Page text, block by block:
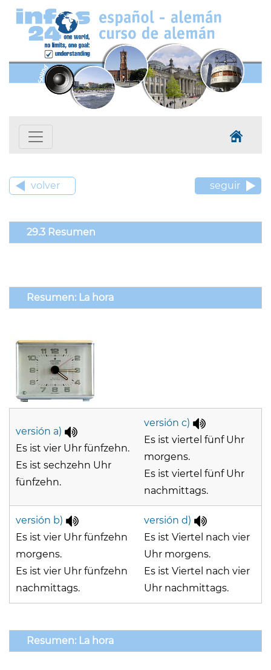
volver seguir
29.3 Resumen
Resumen: La hora
versión a)
Es ist vier Uhr fünfzehn.
Es ist sechzehn Uhr
fünfzehn.
versión c)
Es ist viertel fünf Uhr
morgens.
Es ist viertel fünf Uhr
nachmittags.
versión b)
Es ist vier Uhr fünfzehn
morgens.
Es ist vier Uhr fünfzehn
nachmittags.
versión d)
Es ist Viertel nach vier
Uhr morgens.
Es ist Viertel nach vier
Uhr nachmittags.
Resumen: La hora